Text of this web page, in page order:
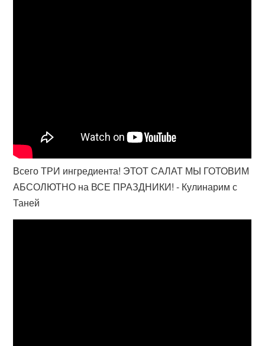
Всего ТРИ ингредиента! ЭТОТ САЛАТ МЫ ГОТОВИМ
АБСОЛЮТНО на ВСЕ ПРАЗДНИКИ! - Кулинарим с
Таней